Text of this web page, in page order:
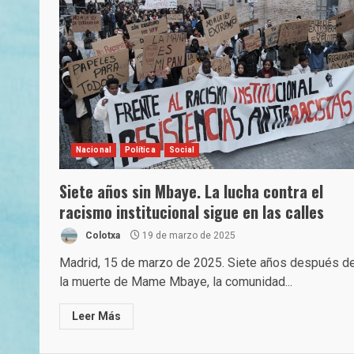
Nacional Política Social
Siete años sin Mbaye. La lucha contra el
racismo institucional sigue en las calles
Colotxa 19 de marzo de 2025
Madrid, 15 de marzo de 2025. Siete años después
la muerte de Mame Mbaye, la comunidad...
Leer Más